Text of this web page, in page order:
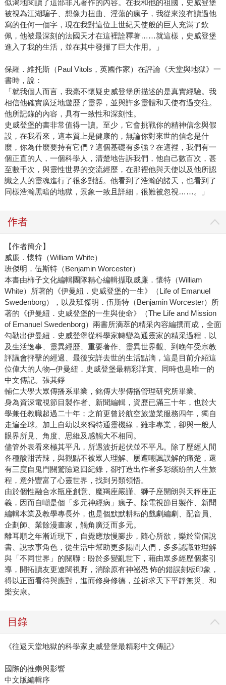
似渴地閱讀了這部非凡著作的內容。在我和他的祖國，史威登堡
被視為江湖騙子、想像力扭曲、淫蕩的瘋子，我從來沒有讀過他
寫的任何一個字，現在我對這位上世紀天使般的巨人充滿了欽
佩，他被最深刻的法國天才在這裡詮釋著……就這樣，史威登堡
進入了我的生活，並在其中發揮了巨大作用。」
保羅．維托斯（Paul Vitols，英國作家）在評論《天堂與地獄》一
書時，說：
「就我個人而言，我毫不懷疑史威登堡所描述的是真實經驗。我
相信他確實廣泛地遊歷了靈界，並與許多靈體和天使有過交往。
他所記錄的內容，具有一致性和深刻性。
史威登堡的書非常值得一讀。至少，它會挑戰你的精神信念與假
設，在我看來，這本質上是健康的，無論你對來世的信念是什
麼，你為什麼要持有它們？這個基礎有多強？在這裡，我們有一
個正直的人，一個科學人，清楚地告訴我們，他自己數百次，甚
至數千次，與靈性世界的交流經歷，在那裡他與天使以及他所認
識之人的靈魂進行了很多對話。他看到了浩瀚的諸天，也看到了
同樣浩瀚黑暗的地獄，景象一致且詳細，很難被忽視……。」
作者
【作者簡介】
威廉．懷特（William White）
班傑明．伍斯特（Benjamin Worcester）
本書由柿子文化編輯團隊精心編輯擷取威廉．懷特（William
White）所著的《伊曼紐．史威登堡的一生》（Life of Emanuel
Swedenborg），以及班傑明．伍斯特（Benjamin Worcester）所
著的《伊曼紐．史威登堡的一生與使命》（The Life and Mission
of Emanuel Swedenborg）兩書所滴萃的精采內容編撰而成，全面
勾勒出伊曼紐．史威登堡從科學家轉變為通靈家的精采過程，以
及生活逸事、靈異經歷、重要著作、靈異世界觀、到晚年受宗教
評議會抨擊的經過、最後安詳去世的生活點滴，這是目前介紹這
位偉大的人物─伊曼紐．史威登堡最精彩詳實、同時也是唯一的
中文傳記。 張其錚
輔仁大學大眾傳播系畢業，銘傳大學傳播管理研究所畢業。
身為資深電視節目製作者、新聞編輯，資歷已滿三十年，也於大
學兼任教職超過二十年；之前更曾於航空旅遊業服務四年，獨自
走遍全球。加上自幼以來獨特通靈機緣，雖非專業，卻與一般人
眼界所見、角度、思維及感觸大不相同。
儘管外表看來極其平凡，所遇波折起伏並不平凡。除了歷經人間
各種酸甜苦辣，與觀點不被眾人理解、屢遭嘲諷誤解的痛楚，還
有三度自鬼門關驚險返回紀錄，卻打造出作者多彩繽紛的人生旅
程，意外豐富了心靈世界，找到另類領悟。
由於個性融合水瓶座創意、魔羯座嚴謹、獅子座開朗與天秤座正
義，因而自嘲是個「多元神經病」瘋子。除電視節目製作、新聞
編輯本業及教學專長外，也是個默默耕耘的戲劇編劇、配音員、
企劃師、業餘漫畫家，觸角廣泛而多元。
離耳順之年漸近現下，自覺應放慢腳步，隨心所欲，樂於當個說
書、說故事角色，從生活中幫助更多陽間人們，多多認識並理解
與「不同世界」的關聯；盼於多變亂世下，藉由眾多經歷個案引
導，開拓讀友更遼闊視野，消除原有神祕恐 怖的錯誤刻板印象，
得以正面看待與應對，進而修身修德，並祈求天下平靜無災、和
樂安康。
目錄
《往返天堂地獄的科學家史威登堡最精彩中文傳記》
國際的推崇與影響
中文版編輯序